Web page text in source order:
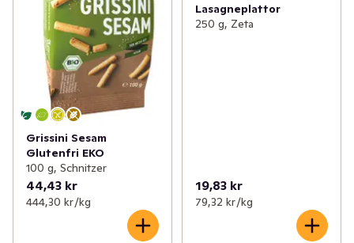
Grissini Sesam
Glutenfri EKO
100 g, Schnitzer
44,43 kr
444,30 kr /kg
Lasagneplattor
250 g, Zeta
19,83 kr
79,32 kr /kg